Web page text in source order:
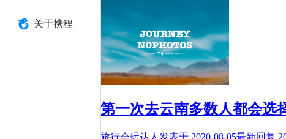
关于携程
第一次去云南多数人都会选
旅行会玩达人 发表于 2020-08-05最新回复